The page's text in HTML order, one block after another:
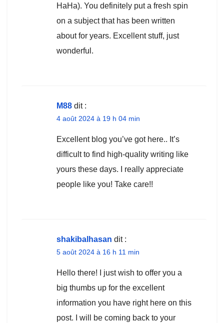
HaHa). You definitely put a fresh spin
on a subject that has been written
about for years. Excellent stuff, just
wonderful.
M88 dit :
4 août 2024 à 19 h 04 min
Excellent blog you’ve got here.. It’s
difficult to find high-quality writing like
yours these days. I really appreciate
people like you! Take care!!
shakibalhasan dit :
5 août 2024 à 16 h 11 min
Hello there! I just wish to offer you a
big thumbs up for the excellent
information you have right here on this
post. I will be coming back to your